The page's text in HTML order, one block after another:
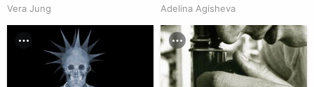
Vera Jung Adelina Agisheva